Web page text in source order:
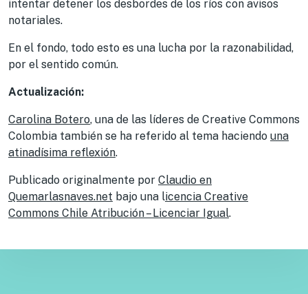
intentar detener los desbordes de los ríos con avisos
notariales.
En el fondo, todo esto es una lucha por la razonabilidad,
por el sentido común.
Actualización:
Carolina Botero, una de las líderes de Creative Commons
Colombia también se ha referido al tema haciendo una
atinadísima reflexión.
Publicado originalmente por Claudio en
Quemarlasnaves.net bajo una licencia Creative
Commons Chile Atribución – Licenciar Igual.